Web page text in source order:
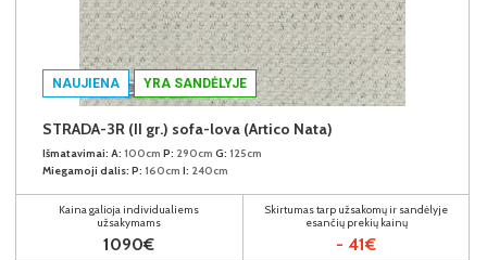
NAUJIENA YRA SANDĖLYJE
STRADA-3R (II gr.) sofa-lova (Artico Nata)
Išmatavimai: A: 100cm P: 290cm G: 125cm
Miegamoji dalis: P: 160cm I: 240cm
Kaina galioja individualiems
užsakymams
1090€
Skirtumas tarp užsakomų ir sandėlyje
esančių prekių kainų
- 41€